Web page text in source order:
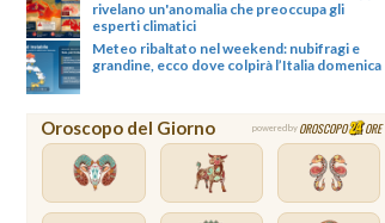
rivelano un'anomalia che preoccupa gli
esperti climatici
Meteo ribaltato nel weekend: nubifragi e
grandine, ecco dove colpirà l’Italia domenica
Oroscopo del Giorno powered by OROSCOPO ORE